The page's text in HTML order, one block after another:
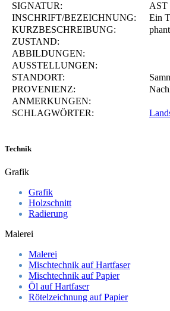
SIGNATUR:
AST
INSCHRIFT/BEZEICHNUNG:
Ein
KURZBESCHREIBUNG:
ZUSTAND:
ABBILDUNGEN:
AUSSTELLUNGEN:
STANDORT:
PROVENIENZ:
ANMERKUNGEN:
SCHLAGWÖRTER:
Technik
Grafik
Grafik
Holzschnitt
Radierung
Malerei
Malerei
Mischtechnik auf Hartfaser
Mischtechnik auf Papier
Öl auf Hartfaser
Rötelzeichnung auf Papier